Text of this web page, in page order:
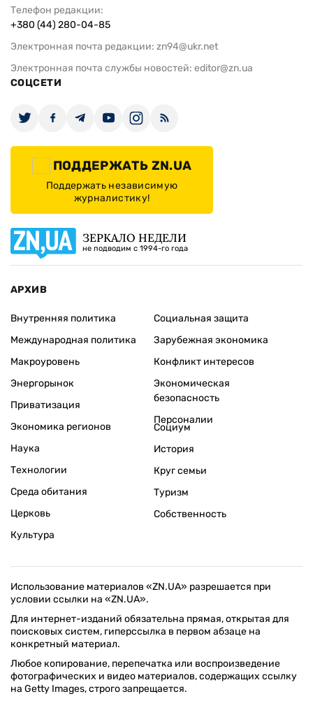
Телефон редакции:
+380 (44) 280-04-85
Электронная почта редакции: zn94@ukr.net
Электронная почта службы новостей: editor@zn.ua
СОЦСЕТИ
ПОДДЕРЖАТЬ ZN.UA
Поддержать независимую
журналистику!
ЗЕРКАЛО НЕДЕЛИ
не подводим с 1994-го года
АРХИВ
Внутренняя политика
Международная политика
Макроуровень
Энергорынок
Приватизация
Экономика регионов
Социальная защита
Зарубежная экономика
Конфликт интересов
Экономическая
безопасность
Персоналии
Наука
Технологии
Среда обитания
Церковь
Культура
Социум
История
Круг семьи
Туризм
Собственность
Использование материалов «ZN.UA» разрешается при
условии ссылки на «ZN.UA».
Для интернет-изданий обязательна прямая, открытая для
поисковых систем, гиперссылка в первом абзаце на
конкретный материал.
Любое копирование, перепечатка или воспроизведение
фотографических и видео материалов, содержащих ссылку
на Getty Images, строго запрещается.